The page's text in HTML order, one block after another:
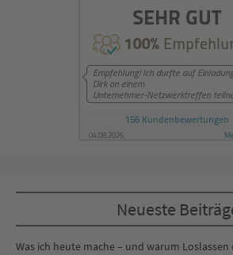
Neueste
Was ich heute mache – und warum Loslassen